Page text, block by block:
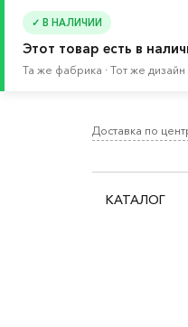
✓ В НАЛИЧИИ
Этот товар есть в
Та же фабрика · Тот же
Доставка по
КАТАЛОГ